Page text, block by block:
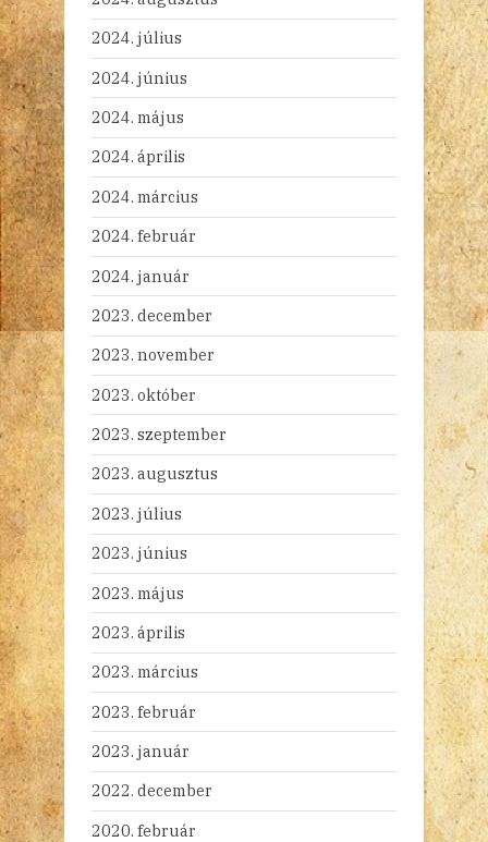
2024. július
2024. június
2024. május
2024. április
2024. március
2024. február
2024. január
2023. december
2023. november
2023. október
2023. szeptember
2023. augusztus
2023. július
2023. június
2023. május
2023. április
2023. március
2023. február
2023. január
2022. december
2020. február